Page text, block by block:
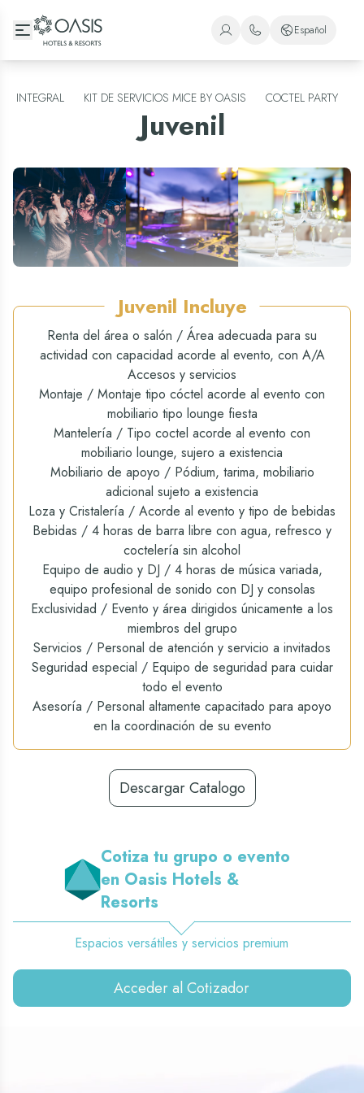
Oasis Hotels & Resorts
+1 (800) 446-2747
+52 998 240 7091
Español
Español
Inglés
INTEGRAL KIT DE SERVICIOS MICE BY OASIS COCTEL PARTY
Juvenil
Juvenil Incluye
Renta del área o salón / Área adecuada para su
actividad con capacidad acorde al evento, con A/A
Accesos y servicios
Montaje / Montaje tipo cóctel acorde al evento con
mobiliario tipo lounge fiesta
Mantelería / Tipo coctel acorde al evento con
mobiliario lounge, sujero a existencia
Mobiliario de apoyo / Pódium, tarima, mobiliario
adicional sujeto a existencia
Loza y Cristalería / Acorde al evento y tipo de bebidas
Bebidas / 4 horas de barra libre con agua, refresco y
coctelería sin alcohol
Equipo de audio y DJ / 4 horas de música variada,
equipo profesional de sonido con DJ y consolas
Exclusividad / Evento y área dirigidos únicamente a los
miembros del grupo
Servicios / Personal de atención y servicio a invitados
Seguridad especial / Equipo de seguridad para cuidar
todo el evento
Asesoría / Personal altamente capacitado para apoyo
en la coordinación de su evento
Descargar Catalogo
Cotiza tu grupo o evento
en Oasis Hotels &
Resorts
Espacios versátiles y servicios premium
Acceder al Cotizador